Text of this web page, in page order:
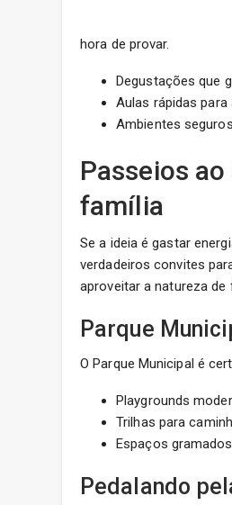
hora de provar.
Degustações que
Aulas rápidas
Ambientes
Passeios
família
Se a ideia é gastar
verdadeiros convites
aproveitar a natureza
Parque
O Parque Municipal é
Playgrounds
Trilhas para
Espaços
Pedalando